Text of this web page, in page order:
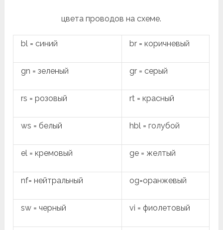
цвета проводов на схеме.
bl = синий br = коричневый
gn = зеленый gr = серый
rs = розовый rt = красный
ws = белый hbl = голубой
el = кремовый ge = желтый
nf= нейтральный og=оранжевый
sw = черный vi = фиолетовый